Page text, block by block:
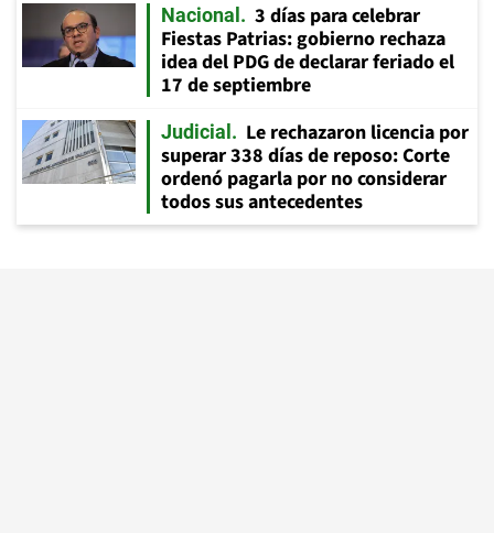
Nacional
3 días para celebrar
Fiestas Patrias: gobierno rechaza
idea del PDG de declarar feriado el
17 de septiembre
Judicial
Le rechazaron licencia por
superar 338 días de reposo: Corte
ordenó pagarla por no considerar
todos sus antecedentes